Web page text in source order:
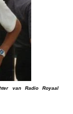
van Radio Royaal